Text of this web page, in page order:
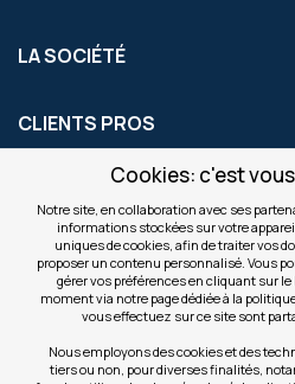
Cookies: c'est
Notre site, en collaboration avec ses
informations stockées sur votre
uniques de cookies, afin de traiter vos
proposer un contenu personnalisé. Vous
gérer vos préférences en cliquant sur
moment via notre page dédiée à la
vous effectuez sur ce site sont
Nous employons des cookies et des
tiers ou non, pour diverses finalités,
LA SOCIÉTÉ
CLIENTS PROS
S'INSCRIRE AUX OFFRES
Inscription
notre
newsletter